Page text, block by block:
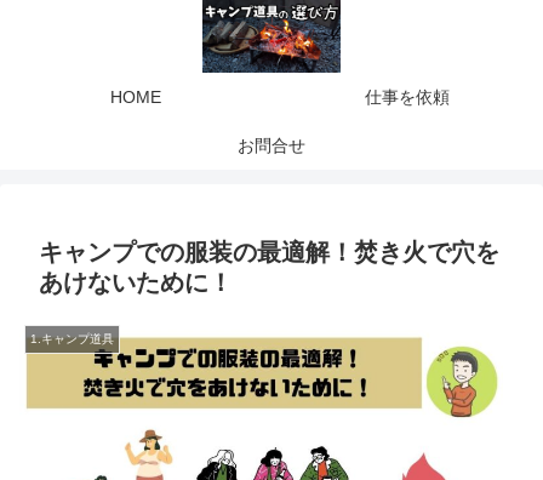
HOME 仕事を依頼
お問合せ
キャンプでの服装の最適解！焚き火で穴を
あけないために！
1.キャンプ道具